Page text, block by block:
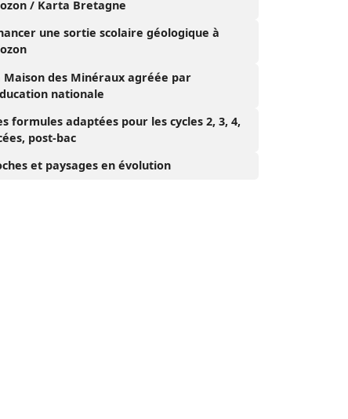
/ Karta Bretagne
une sortie scolaire géologique à
Maison des Minéraux agréée par
nationale
formules adaptées pour les cycles 2, 3, 4,
post-bac
et paysages en évolution